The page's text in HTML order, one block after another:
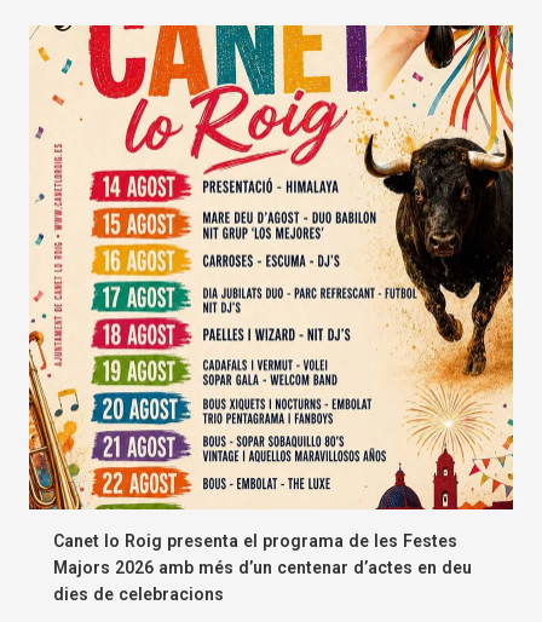
Canet lo Roig presenta el programa de les Festes
Majors 2026 amb més d’un centenar d’actes en deu
dies de celebracions